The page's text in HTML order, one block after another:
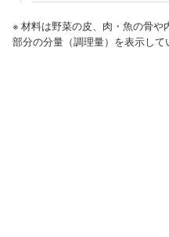
※ 材料は野菜の皮、肉・魚の骨や
部分の分量（調理量）を表示して